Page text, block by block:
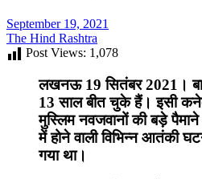
September 19, 2021
The Hind Rashtra
Post Views: 1,078
लखनऊ 19 सितंबर 2021।
13 साल बीत चुके हैं। इसी
मुस्लिम नवजवानों की बड़े पैमाने
में होने वाली विभिन्न आतंकी
गया था।